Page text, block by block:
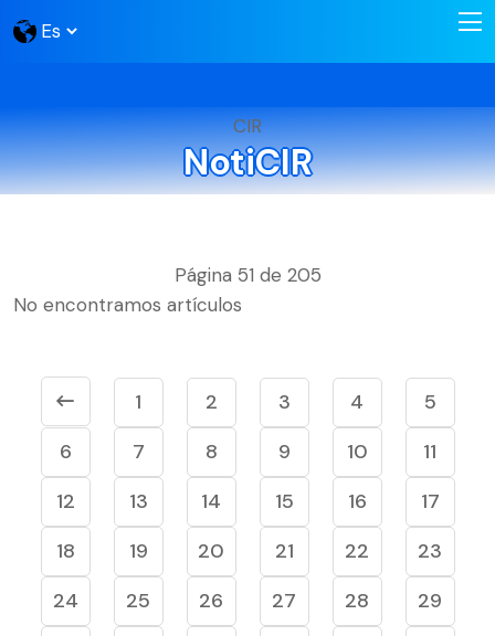
CIR
NotiCIR
Página 51 de 205
No encontramos artículos
1 2 3 4
5
6
7 8 9 10
11
12
13 14 15 16
17
18
19 20 21 22
23
24
25 26 27 28
29